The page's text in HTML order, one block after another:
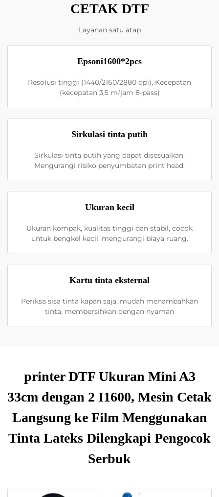
CETAK DTF
Layanan satu atap
Epsoni1600*2pcs
Resolusi tinggi (1440/2160/2880 dpi), Kecepatan
(kecepatan 3,5 m/jam 8-pass)
Sirkulasi tinta putih
Sirkulasi tinta putih yang dapat disesuaikan.
Mengurangi risiko penyumbatan print head.
Ukuran kecil
Ukuran kompak, kualitas tinggi dan stabil, cocok
untuk bengkel kecil, mengurangi biaya ruang.
Kartu tinta eksternal
Periksa sisa tinta kapan saja, mudah menambahkan
tinta, membersihkan dengan nyaman
printer DTF Ukuran Mini A3
33cm dengan 2 I1600, Mesin Cetak
Langsung ke Film Menggunakan
Tinta Lateks Dilengkapi Pengocok
Serbuk